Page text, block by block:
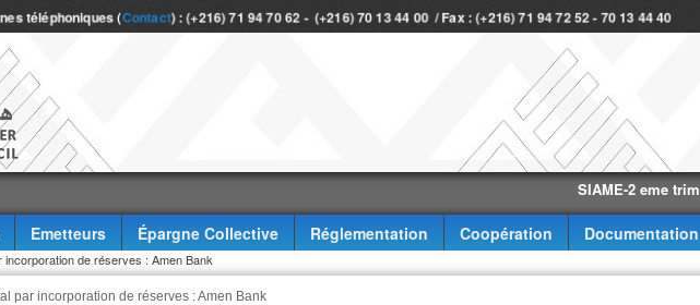
téléphoniques (Contact) : (+216) 71 94 70 62 - (+216) 70 13 44 00 / Fax : (+216) 71 94 72 52 - 70 13 44 40
SIAME-2 eme trimestre-
Emetteurs Épargne Collective Réglementation Coopération Documentation
incorporation de réserves : Amen Bank
par incorporation de réserves : Amen Bank